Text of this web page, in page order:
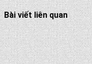
Bài viết liên quan